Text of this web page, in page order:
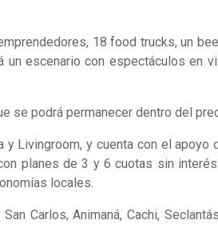
18 food trucks, un
escenario con espectáculos en
se podrá permanecer dentro del
Livingroom, y cuenta con el apoyo
planes de 3 y 6 cuotas sin
locales.
Carlos, Animaná, Cachi,